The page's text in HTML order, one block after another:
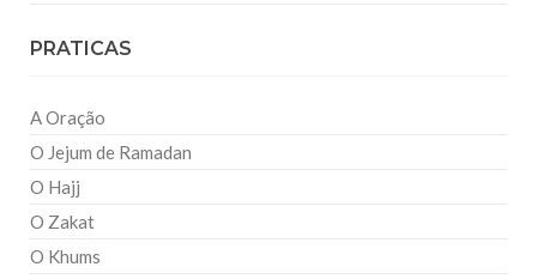
PRATICAS
A Oração
O Jejum de Ramadan
O Hajj
O Zakat
O Khums